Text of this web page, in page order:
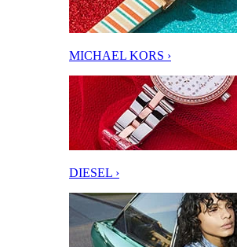
MICHAEL KORS ›
DIESEL ›